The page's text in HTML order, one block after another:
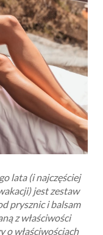
lata (i najczęściej
jest zestaw
prysznic i balsam
z właściwości
o właściwościach